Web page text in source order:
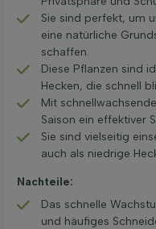
Sie sind perfekt, um
eine natürliche
schaffen.
Diese Pflanzen sind
Hecken, die schnell
Mit
Saison ein effektiver
Sie sind vielseitig
auch als niedrige
Nachteile:
Das schnelle
und häufiges